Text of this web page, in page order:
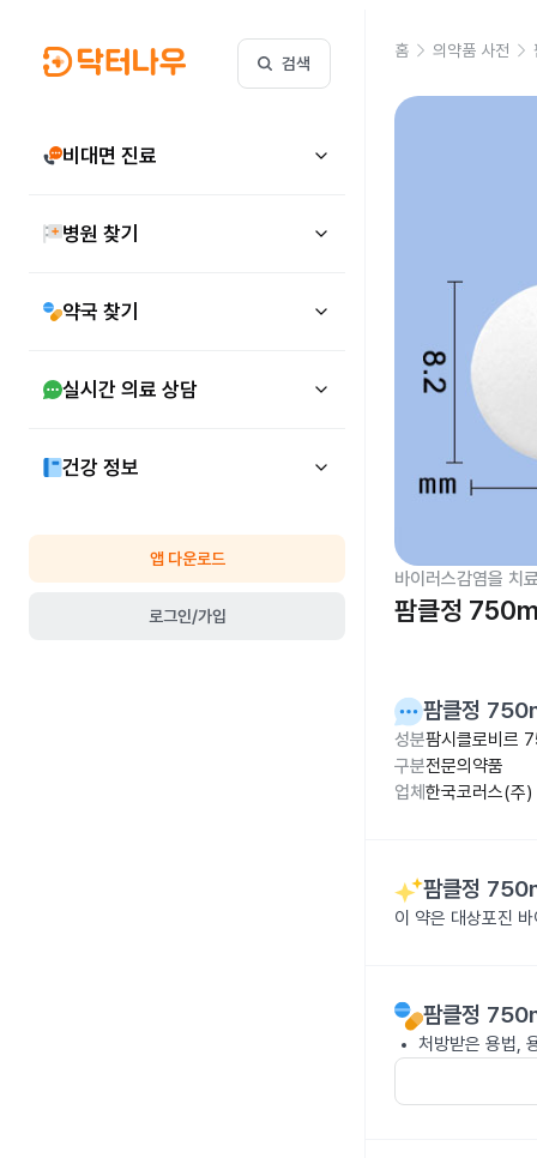
검색
비대면 진료
병원 찾기
약국 찾기
실시간 의료 상담
건강 정보
앱 다운로드
로그인/가입
홈 의약품 사전
바이러스감염을 치
팜클정
팜클정
성분팜시클로비르
구분전문의약품
업체 한국코러스(주)
팜클정
이 약은 대상포진
팜클정
처방받은 용법,